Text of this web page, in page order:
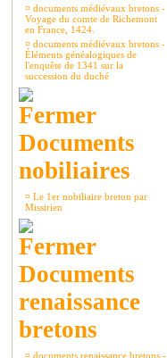
¤ documents médiévaux bretons -
Voyage du comte de Richemont
en France, 1424.
¤ documents médiévaux bretons -
Éléments généalogiques de
l'enquête de 1341 sur la
succession du duché
Documents
nobiliaires
¤ Le 1er nobiliaire breton par
Missirien
Documents
renaissance
bretons
¤ documents renaissance bretons -